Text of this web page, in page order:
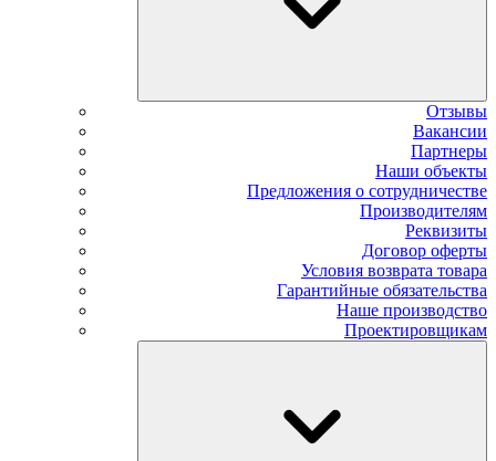
Отзывы
Вакансии
Партнеры
Наши объекты
Предложения о сотрудничестве
Производителям
Реквизиты
Договор оферты
Условия возврата товара
Гарантийные обязательства
Наше производство
Проектировщикам